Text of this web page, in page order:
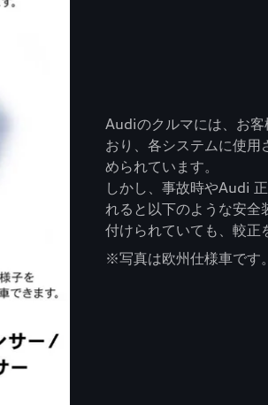
Audiのクルマには、お
おり、各システムに使
められています。
しかし、事故時やAudi
れると以下のような安全
付けられていても、較正
※写真は欧州仕様車です